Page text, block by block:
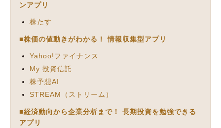
ンアプリ
株たす
■株価の値動きがわかる！ 情報収集型アプリ
Yahoo!ファイナンス
My 投資信託
株予想AI
STREAM（ストリーム）
■経済動向から企業分析まで！ 長期投資を勉強できる
アプリ